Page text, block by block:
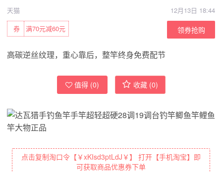
天猫
12月13日 18:44
满70元减60元
券 领券抢购
高碳逆丝纹理，重心靠后，整竿终身免费配节
值得 (0) 收藏 (0)
点击复制淘口令【￥xKIsd3ptLdJ￥】 打开【手机淘宝】即
可获取商品优惠券下单